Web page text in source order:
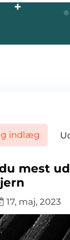
indlæg
mest
17, maj, 2023